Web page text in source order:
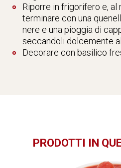
Riporre in frigorifero e, al
terminare con una
nere e una pioggia di
seccandoli dolcemente
Decorare con basilico
PRODOTTI IN